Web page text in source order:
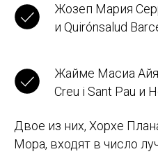
Жозеп Мария
и Quirónsalud
Жайме Масиа
Creu i Sant Pau и
Двое из них, Хорхе
Мора, входят в число